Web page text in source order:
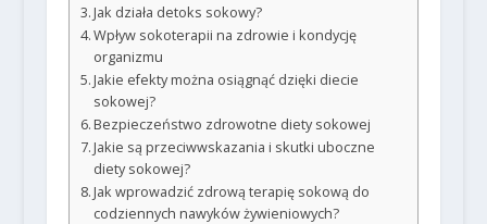
Jak działa detoks sokowy?
Wpływ sokoterapii na zdrowie i kondycję
organizmu
Jakie efekty można osiągnąć dzięki diecie
sokowej?
Bezpieczeństwo zdrowotne diety sokowej
Jakie są przeciwwskazania i skutki uboczne
diety sokowej?
Jak wprowadzić zdrową terapię sokową do
codziennych nawyków żywieniowych?